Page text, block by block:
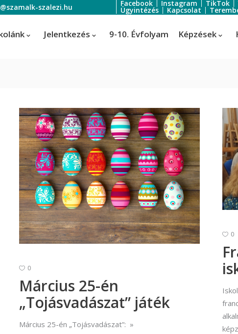
szalezi.hu Facebook Instagram TikTok
Ügyintézés Kapcsolat
Jelentkezés 9-10. Évfolyam Képzések
festő és média designer
festő és média designer
, jelmez- és díszlettervező
jelmez- és díszlettervező
(Kreatív fotográfus)
és iparművészeti
Informatikai rendszer- és
alkalmazás-üzemeltető technikus
0
Március 25-én
„Tojásvadászat” játék
Március 25-én „Tojásvadászat”:
0